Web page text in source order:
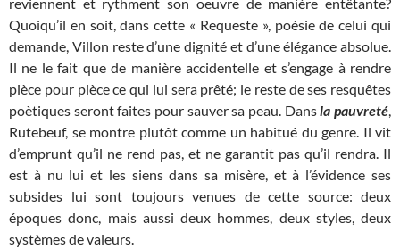
Quoiqu’il en soit, dans cette « Requeste », poésie de celui qui
demande, Villon reste d’une dignité et d’une élégance absolue.
Il ne le fait que de manière accidentelle et s’engage à rendre
pièce pour pièce ce qui lui sera prêté; le reste de ses resquêtes
poètiques seront faites pour sauver sa peau. Dansla pauvreté,
Rutebeuf, se montre plutôt comme un habitué du genre. Il vit
d’emprunt qu’il ne rend pas, et ne garantit pas qu’il rendra. Il
est à nu lui et les siens dans sa misère, et à l’évidence ses
subsides lui sont toujours venues de cette source: deux
époques donc, mais aussi deux hommes, deux styles, deux
systèmes de valeurs.